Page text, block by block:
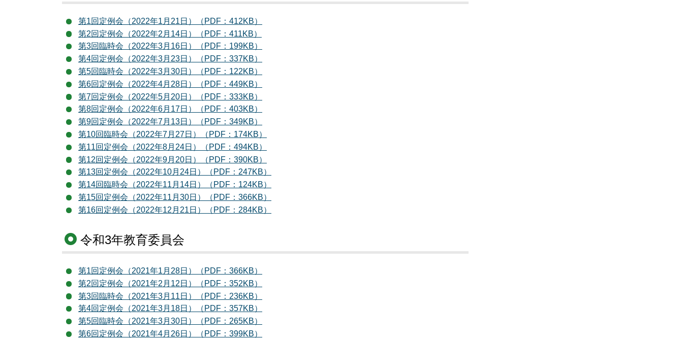
第1回定例会（2022年1月21日）（PDF：412KB）
第2回定例会（2022年2月14日）（PDF：411KB）
第3回臨時会（2022年3月16日）（PDF：199KB）
第4回定例会（2022年3月23日）（PDF：337KB）
第5回臨時会（2022年3月30日）（PDF：122KB）
第6回定例会（2022年4月28日）（PDF：449KB）
第7回定例会（2022年5月20日）（PDF：333KB）
第8回定例会（2022年6月17日）（PDF：403KB）
第9回定例会（2022年7月13日）（PDF：349KB）
第10回臨時会（2022年7月27日）（PDF：174KB）
第11回定例会（2022年8月24日）（PDF：494KB）
第12回定例会（2022年9月20日）（PDF：390KB）
第13回定例会（2022年10月24日）（PDF：247KB）
第14回臨時会（2022年11月14日）（PDF：124KB）
第15回定例会（2022年11月30日）（PDF：366KB）
第16回定例会（2022年12月21日）（PDF：284KB）
令和3年教育委員会
第1回定例会（2021年1月28日）（PDF：366KB）
第2回定例会（2021年2月12日）（PDF：352KB）
第3回臨時会（2021年3月11日）（PDF：236KB）
第4回定例会（2021年3月18日）（PDF：357KB）
第5回臨時会（2021年3月30日）（PDF：265KB）
第6回定例会（2021年4月26日）（PDF：399KB）